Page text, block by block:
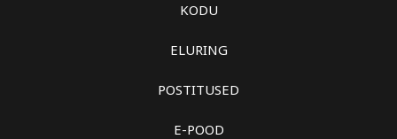
KODU
ELURING
POSTITUSED
E-POOD